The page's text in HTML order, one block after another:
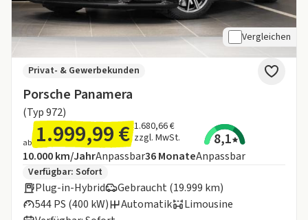
Vergleichen
Porsche Panamera
(Typ 972)
Privat- & Gewerbekunden
ab 1.999,99 € 1.680,66 €
zzgl. MwSt.
8,1
Angebotsdetails:
Inklusive Laufleistung
10.000 km/JahrAnpassbarLaufzeit
36MonateAnpassbar
Zusätzliche Fahrzeuginformationen:
Verfügbar: Sofort
Plug-in-Hybrid
Gebraucht (19.999 km)
544 PS (400 kW)
Automatik
Limousine